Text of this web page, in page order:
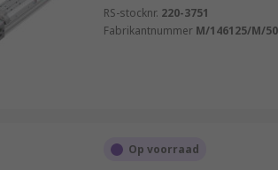
RS-stocknr. 220-3751
Fabrikantnummer M/146125/M/
Op voorraad